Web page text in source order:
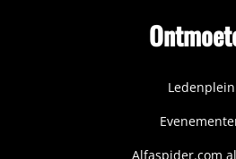
Ledenplein
Alfaspider.com